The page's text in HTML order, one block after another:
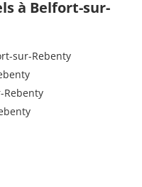
à Belfort-sur-
sur-Rebenty
Rebenty